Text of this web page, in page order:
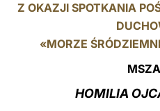
Z OKAZJI SPOTKANIA
«MORZE
HOMILIA